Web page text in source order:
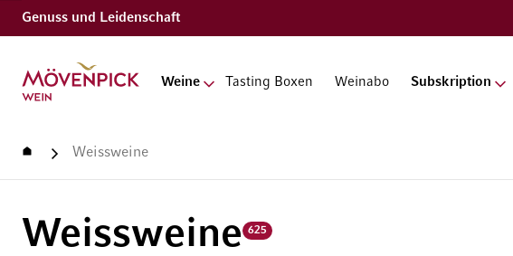
Genuss und Leidenschaft
Zur Startseite
Weine Tasting Boxen Weinabo Subskription
StartseiteWeissweine
Weissweine 625